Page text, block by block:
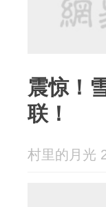
震惊！
联！
村里的月光